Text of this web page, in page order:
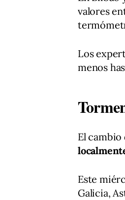
valores
Los
menos
El cambio
Este
Galicia,